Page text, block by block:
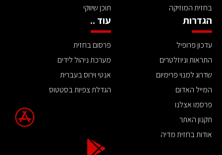
בחזית המוזיקה
תוכן שיווקי
הגדרות
עדכון פרופיל
התראות וניוזלטרים
שדרוג למנוי פרימיום
המייל האדום
פרסמו אצלנו
תקנון האתר
אודות בחזית מדיה
עוד ..
פרסום בחזית
מערכת ניהול לידים
אנטי וירוס בעברית
הגדלת צפיות בסטטוס